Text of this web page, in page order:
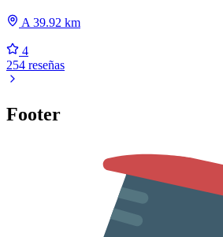
A 39.92 km
4
254 reseñas
Footer